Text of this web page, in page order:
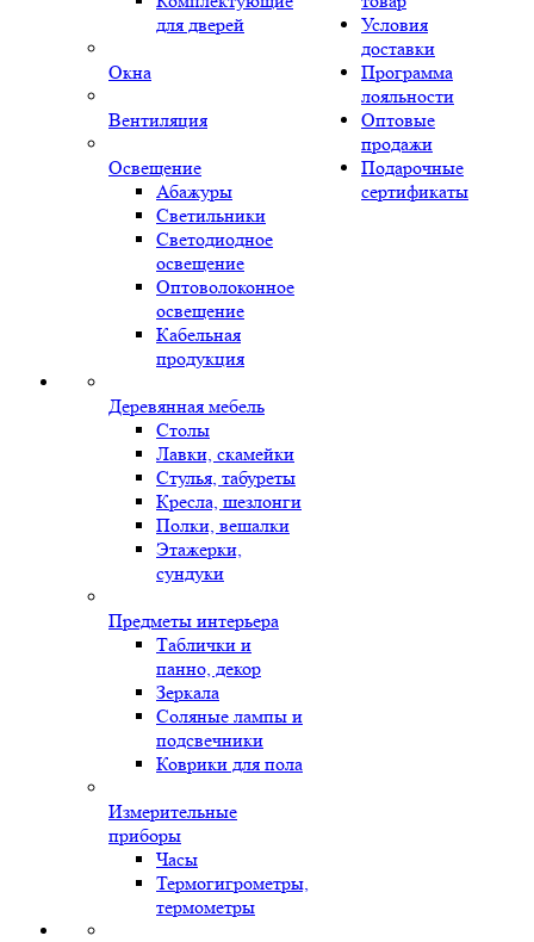
для дверей
Окна
Вентиляция
Освещение
Абажуры
Светильники
Светодиодное
освещение
Оптоволоконное
освещение
Кабельная
продукция
Деревянная мебель
Столы
Лавки, скамейки
Стулья, табуреты
Кресла, шезлонги
Полки, вешалки
Этажерки,
сундуки
Предметы интерьера
Таблички и
панно, декор
Зеркала
Соляные лампы и
подсвечники
Коврики для пола
Измерительные
приборы
Часы
Термогигрометры,
термометры
Условия
доставки
Программа
лояльности
Оптовые
продажи
Подарочные
сертификаты